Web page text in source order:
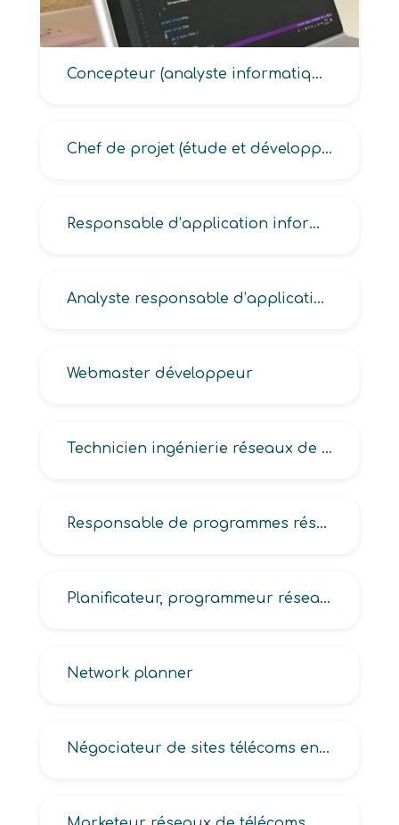
Concepteur (analyste informatique, informatique)
Chef de projet (étude et développement informatique, maîtrise d’œuvre informatique)
Responsable d’application informatique, d’atelier de génie logiciel, de gestion de configuration, de projet informatique
Analyste responsable d’application informatique, Analyste télématique
Webmaster développeur
Technicien ingénierie réseaux de télécoms
Responsable de programmes réseaux de télécoms
Planificateur, programmeur réseaux de télécoms
Network planner
Négociateur de sites télécoms en fibre optique, en téléphonie mobile